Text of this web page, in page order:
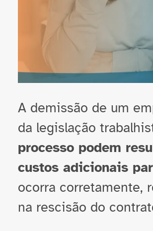
A demissão de um
da legislação
processo podem
custos adicionais
ocorra corretamente,
na rescisão do